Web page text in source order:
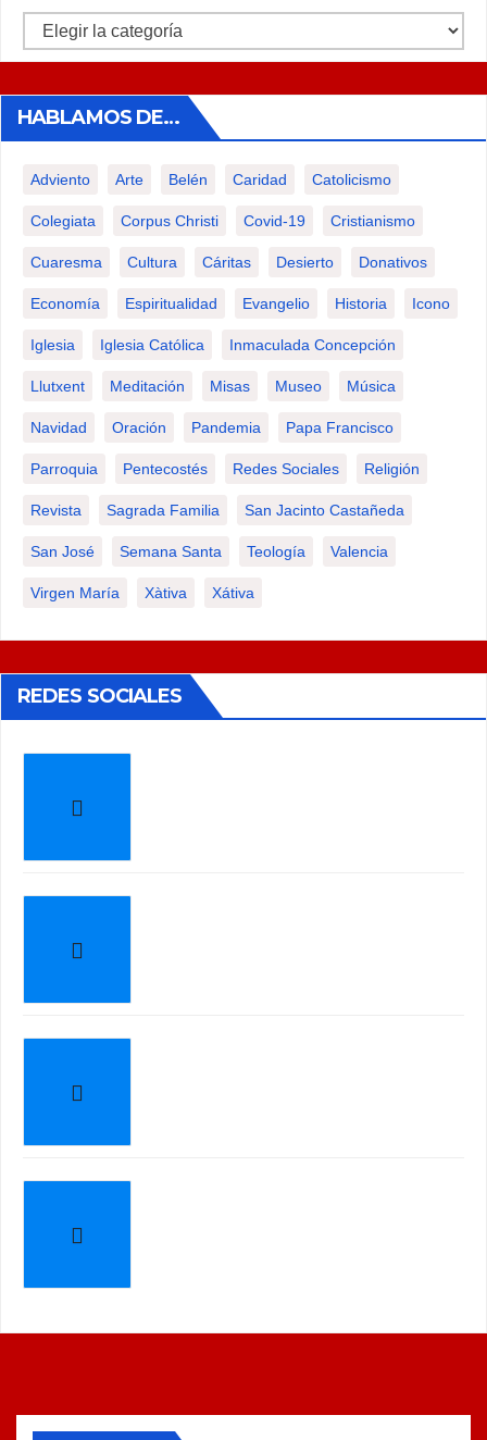
Categorías
HABLAMOS DE…
Adviento Arte Belén Caridad Catolicismo
Colegiata Corpus Christi Covid-19 Cristianismo
Cuaresma Cultura Cáritas Desierto Donativos
Economía Espiritualidad Evangelio Historia Icono
Iglesia Iglesia Católica Inmaculada Concepción
Llutxent Meditación Misas Museo Música
Navidad Oración Pandemia Papa Francisco
Parroquia Pentecostés Redes Sociales Religión
Revista Sagrada Familia San Jacinto Castañeda
San José Semana Santa Teología Valencia
Virgen María Xàtiva Xátiva
REDES SOCIALES